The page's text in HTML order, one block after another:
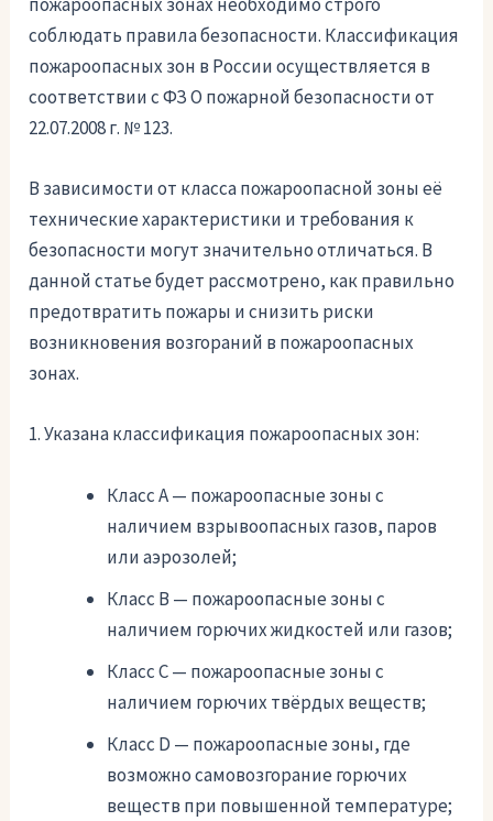
соблюдать правила безопасности. Классификация
пожароопасных зон в России осуществляется в
соответствии с ФЗ О пожарной безопасности от
22.07.2008 г. № 123.
В зависимости от класса пожароопасной зоны её
технические характеристики и требования к
безопасности могут значительно отличаться. В
данной статье будет рассмотрено, как правильно
предотвратить пожары и снизить риски
возникновения возгораний в пожароопасных
зонах.
1. Указана классификация пожароопасных зон:
Класс А — пожароопасные зоны с
наличием взрывоопасных газов, паров
или аэрозолей;
Класс В — пожароопасные зоны с
наличием горючих жидкостей или газов;
Класс С — пожароопасные зоны с
наличием горючих твёрдых веществ;
Класс D — пожароопасные зоны, где
возможно самовозгорание горючих
веществ при повышенной температуре;